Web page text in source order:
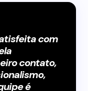
com
contato,
é